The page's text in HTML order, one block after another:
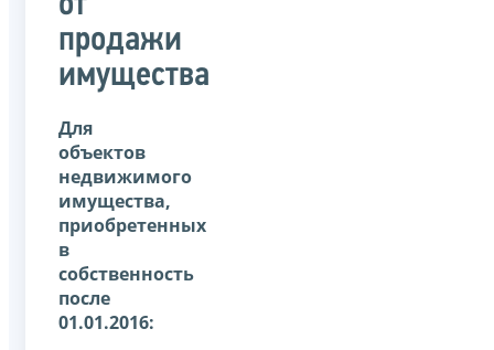
продажи
имущества
Для
объектов
недвижимого
имущества,
приобретенных
в
собственность
после
01.01.2016: